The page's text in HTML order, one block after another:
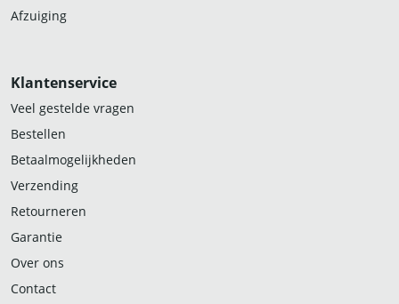
Afzuiging
Klantenservice
Veel gestelde vragen
Bestellen
Betaalmogelijkheden
Verzending
Retourneren
Garantie
Over ons
Contact